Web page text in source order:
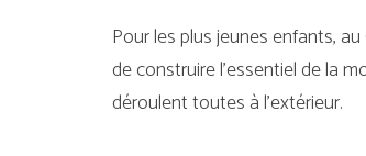
Pour les plus jeunes enfants,
de construire l’essentiel de la
déroulent toutes à l’extérieur.